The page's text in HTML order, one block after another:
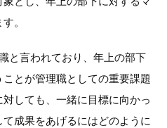
。
と言われており、年上の部下
とが管理職としての重要課題
しても、一緒に目標に向かっ
成果をあげるにはどのように